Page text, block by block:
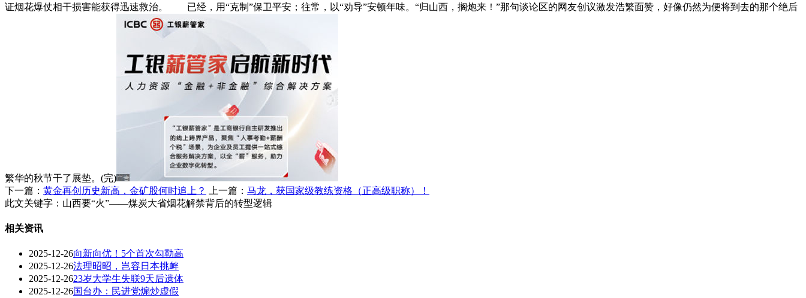
证烟花爆仗相干损害能获得迅速救治。 已经，用“克制”保卫平安；往常，以“劝导”安顿年味。“归山西，搁炮来！”那句谈论区的网友创议激发浩繁面赞，好像仍然为便将到去的那个绝后
繁华的秋节干了展垫。(完)
下一篇： 黄金再创历史新高，金矿股何时追上？ 上一篇： 马龙，获国家级教练资格（正高级职称）！
此文关键字： 山西要“火”——煤炭大省烟花解禁背后的转型逻辑
相关资讯
2025-12-26向新向优！5个首次勾勒高
2025-12-26法理昭昭，岂容日本挑衅
2025-12-2623岁大学生失联9天后遗体
2025-12-26国台办：民进党煽炒虚假